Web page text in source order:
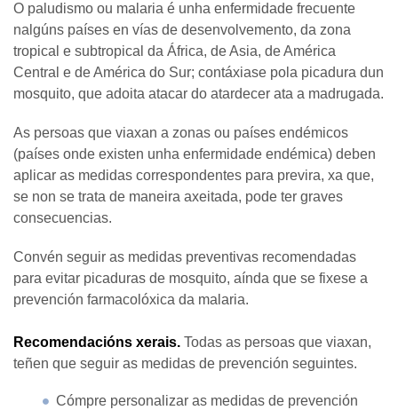
O paludismo ou malaria é unha enfermidade frecuente
nalgúns países en vías de desenvolvemento, da zona
tropical e subtropical da África, de Asia, de América
Central e de América do Sur; contáxiase pola picadura dun
mosquito, que adoita atacar do atardecer ata a madrugada.
As persoas que viaxan a zonas ou países endémicos
(países onde existen unha enfermidade endémica) deben
aplicar as medidas correspondentes para previra, xa que,
se non se trata de maneira axeitada, pode ter graves
consecuencias.
Convén seguir as medidas preventivas recomendadas
para evitar picaduras de mosquito, aínda que se fixese a
prevención farmacolóxica da malaria.
Recomendacións xerais. Todas as persoas que viaxan,
teñen que seguir as medidas de prevención seguintes.
Cómpre personalizar as medidas de prevención